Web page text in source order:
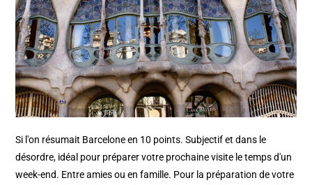
Si l'on résumait Barcelone en 10 points. Subjectif et dans le
désordre, idéal pour préparer votre prochaine visite le temps d'un
week-end. Entre amies ou en famille. Pour la préparation de votre